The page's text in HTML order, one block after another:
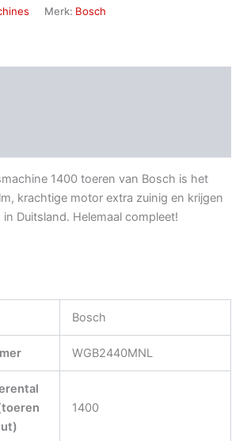
Merk: Bosch
1400 toeren van Bosch is het
krachtige motor extra zuinig en krijgen
Duitsland. Helemaal compleet!
Bosch
WGB2440MNL
1400